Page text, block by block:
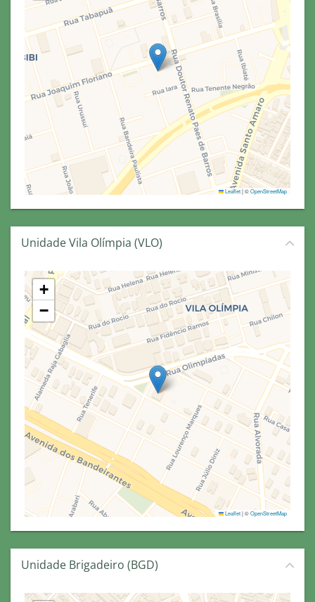
Leaflet|©OpenStreetMap
Unidade Vila Olímpia (VLO)
+
−
Leaflet|©OpenStreetMap
Unidade Brigadeiro (BGD)